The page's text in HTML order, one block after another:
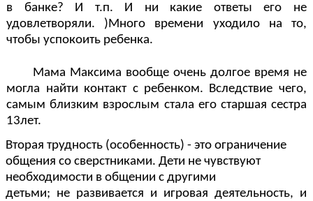
в банке? И т.п. И ни какие ответы его не
удовлетворяли. )Много времени уходило на то,
чтобы успокоить ребенка.
Мама Максима вообще очень долгое время не
могла найти контакт с ребенком. Вследствие чего,
самым близким взрослым стала его старшая сестра
13лет.
Вторая трудность (особенность) - это ограничение
общения со сверстниками. Дети не чувствуют
необходимости в общении с другими
детьми; не развивается и игровая деятельность, и